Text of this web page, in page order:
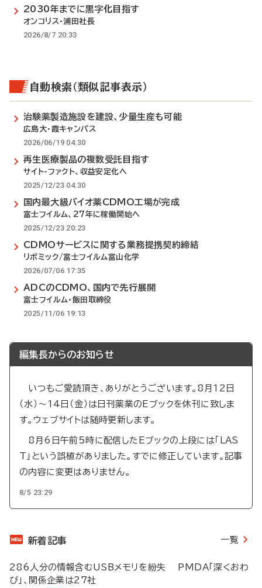
2030年までに黒字化目指す
オンコリス・浦田社長
2026/8/7 20:33
自動検索（類似記事表示）
治験薬製造施設を建設、少量生産も可能
広島大・霞キャンパス
2026/06/19 04:30
再生医療製品の複数受託目指す
サイト-ファクト、収益安定化へ
2025/12/23 04:30
国内最大級バイオ薬CDMO工場が完成
富士フイルム、27年に稼働開始へ
2025/12/23 20:23
CDMOサービスに関する業務提携契約締結
リボミック/富士フイルム富山化学
2026/07/06 17:35
ADCのCDMO、国内で先行展開
富士フイルム・飯田取締役
2025/11/06 19:13
編集長からのお知らせ
いつもご愛読頂き、ありがとうございます。8月12日
（水）～14日（金）は日刊薬業のEブックを休刊に致しま
す。ウェブサイトは随時更新します。
8月6日午前5時に配信したEブックの上段には「LAS
T」という誤植がありました。すでに修正しています。記事
の内容に変更はありません。
8/5 23:29
新着記事 一覧
286人分の情報含むUSBメモリを紛失 PMDA「深くおわ
び」、関係企業は27社